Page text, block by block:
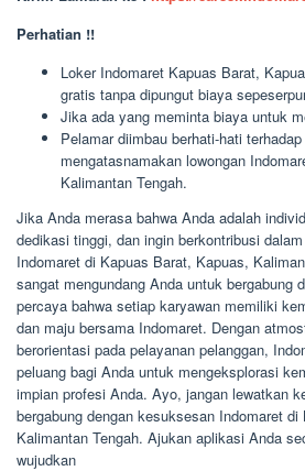
Perhatian !!
Loker Indomaret Kapuas Barat,
gratis tanpa dipungut biaya
Jika ada yang meminta biaya untuk
Pelamar diimbau berhati-hati
mengatasnamakan lowongan
Kalimantan Tengah.
Jika Anda merasa bahwa Anda adalah
dedikasi tinggi, dan ingin berkontribusi
Indomaret di Kapuas Barat, Kapuas,
sangat mengundang Anda untuk bergabung
percaya bahwa setiap karyawan memiliki
dan maju bersama Indomaret. Dengan
berorientasi pada pelayanan pelanggan,
peluang bagi Anda untuk mengeksplorasi
impian profesi Anda. Ayo, jangan lewatkan
bergabung dengan kesuksesan Indomaret
Kalimantan Tengah. Ajukan aplikasi Anda
wujudkan